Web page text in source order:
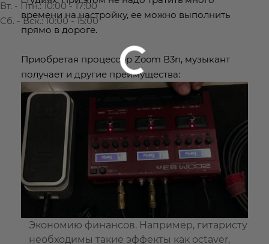
времени на настройку, ее можно выполнить
прямо в дороге.
Приобретая процессор Zoom В3n, музыкант
получает и другие преимущества:
Экономию финансов. Например, гитаристу
необходимы такие эффекты как octaver,
Вт. - Птн.: 10:00 - 17:00
Сб. - Вск.: 10:00 - 15:00